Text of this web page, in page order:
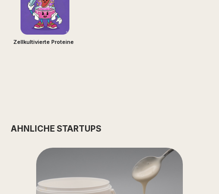
Zellkultivierte Proteine
ÄHNLICHE STARTUPS